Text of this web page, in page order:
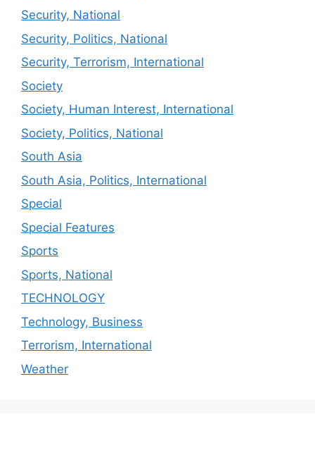
Security, National
Security, Politics, National
Security, Terrorism, International
Society
Society, Human Interest, International
Society, Politics, National
South Asia
South Asia, Politics, International
Special
Special Features
Sports
Sports, National
TECHNOLOGY
Technology, Business
Terrorism, International
Weather